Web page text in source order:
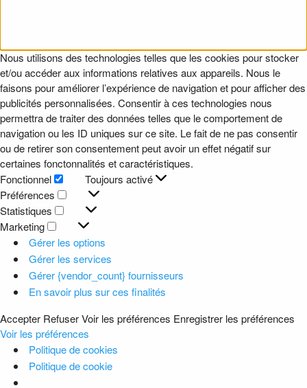
Nous utilisons des technologies telles que les cookies pour stocker
et/ou accéder aux informations relatives aux appareils. Nous le
faisons pour améliorer l’expérience de navigation et pour afficher des
publicités personnalisées. Consentir à ces technologies nous
permettra de traiter des données telles que le comportement de
navigation ou les ID uniques sur ce site. Le fait de ne pas consentir
ou de retirer son consentement peut avoir un effet négatif sur
certaines fonctonnalités et caractéristiques.
Fonctionnel
Fonctionnel
Toujours activé
Préférences
Préférences
Statistiques
Statistiques
Marketing
Marketing
Gérer les options
Gérer les services
Gérer {vendor_count} fournisseurs
En savoir plus sur ces finalités
Accepter RefuserVoir les préférences Enregistrer les préférences
Voir les préférences
Politique de cookies
Politique de cookie